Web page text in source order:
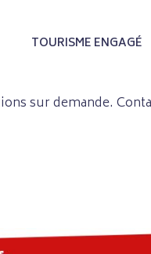
TOURISME ENGAGÉ
sur demande.